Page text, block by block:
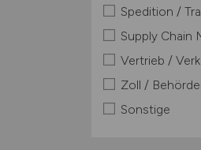
Spedition /
Supply Chain
Vertrieb /
Zoll /
Sonstige